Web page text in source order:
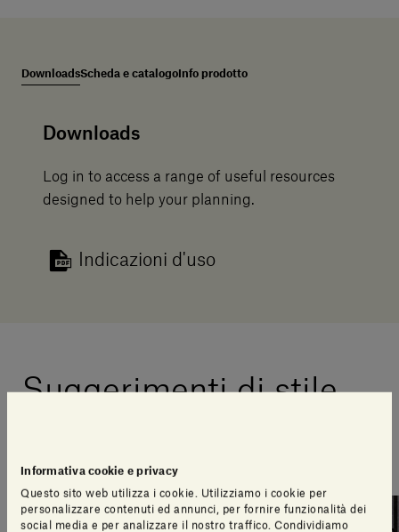
Informativa cookie e privacy
Questo sito web utilizza i cookie. Utilizziamo i cookie per
personalizzare contenuti ed annunci, per fornire funzionalità dei
social media e per analizzare il nostro traffico. Condividiamo
DownloadsScheda e catalogo Info prodotto
Downloads
Log in to access a range of useful resources
designed to help your planning.
Indicazioni d'uso
Suggerimenti di stile